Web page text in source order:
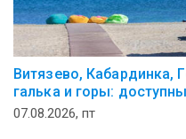
Витязево, Кабардинка,
галька и горы:
07.08.2026, пт